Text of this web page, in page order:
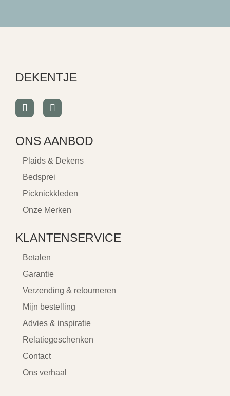
DEKENTJE
ONS AANBOD
Plaids & Dekens
Bedsprei
Picknickkleden
Onze Merken
KLANTENSERVICE
Betalen
Garantie
Verzending & retourneren
Mijn bestelling
Advies & inspiratie
Relatiegeschenken
Contact
Ons verhaal